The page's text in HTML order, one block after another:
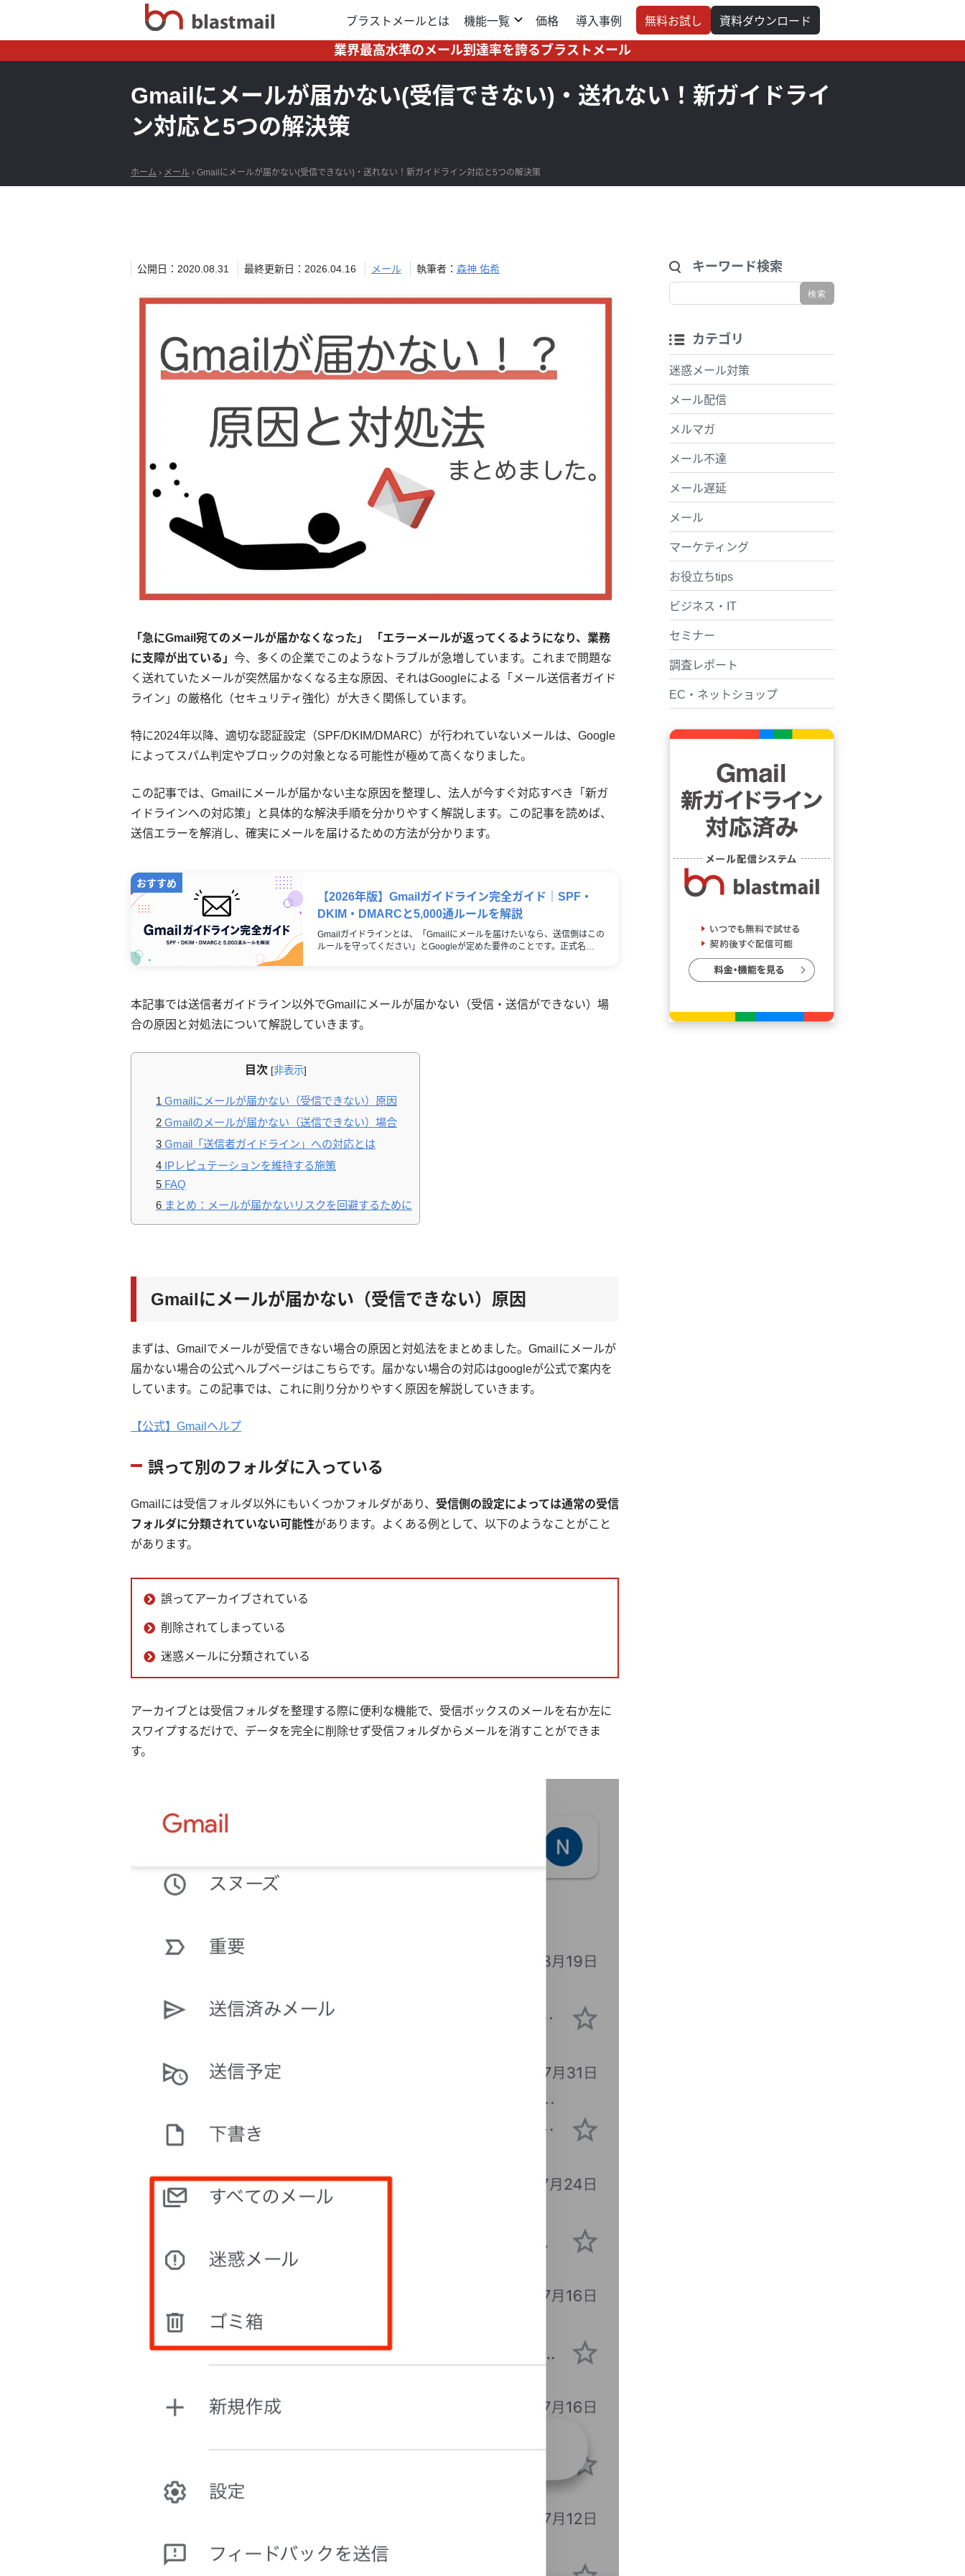
ブラストメールとは 機能一覧 価格 導入事例 無料お試し 資料ダウンロード
業界最高水準のメール到達率を誇るブラストメール
Gmailにメールが届かない(受信できない)・送れない！新ガイドライ
ン対応と5つの解決策
ホーム › メール › Gmailにメールが届かない(受信できない)・送れない！新ガイドライン対応と5つの解決策
公開日：2020.08.31 最終更新日：2026.04.16 メール 執筆者： 森神 佑希
「急にGmail宛てのメールが届かなくなった」 「エラーメールが返ってくるようになり、業務
に支障が出ている」 今、多くの企業でこのようなトラブルが急増しています。これまで問題な
く送れていたメールが突然届かなくなる主な原因、それはGoogleによる「メール送信者ガイド
ライン」の厳格化（セキュリティ強化）が大きく関係しています。
特に2024年以降、適切な認証設定（SPF/DKIM/DMARC）が行われていないメールは、Google
によってスパム判定やブロックの対象となる可能性が極めて高くなりました。
この記事では、Gmailにメールが届かない主な原因を整理し、法人が今すぐ対応すべき「新ガ
イドラインへの対応策」と具体的な解決手順を分かりやすく解説します。この記事を読めば、
送信エラーを解消し、確実にメールを届けるための方法が分かります。
【2026年版】Gmailガイドライン完全ガイド｜SPF・
DKIM・DMARCと5,000通ルールを解説
Gmailガイドラインとは、「Gmailにメールを届けたいなら、送信側はこの
ルールを守ってください」とGoogleが定めた要件のことです。正式名…
本記事では送信者ガイドライン以外でGmailにメールが届かない（受信・送信ができない）場
合の原因と対処法について解説していきます。
目次 [非表示]
1 Gmailにメールが届かない（受信できない）原因
2 Gmailのメールが届かない（送信できない）場合
3 Gmail「送信者ガイドライン」への対応とは
4 IPレピュテーションを維持する施策
5 FAQ
6 まとめ：メールが届かないリスクを回避するために
Gmailにメールが届かない（受信できない）原因
まずは、Gmailでメールが受信できない場合の原因と対処法をまとめました。Gmailにメールが
届かない場合の公式ヘルプページはこちらです。届かない場合の対応はgoogleが公式で案内を
しています。この記事では、これに則り分かりやすく原因を解説していきます。
【公式】Gmailヘルプ
誤って別のフォルダに入っている
Gmailには受信フォルダ以外にもいくつかフォルダがあり、 受信側の設定によっては通常の受信
フォルダに分類されていない可能性があります。よくある例として、以下のようなことがこと
があります。
誤ってアーカイブされている
削除されてしまっている
迷惑メールに分類されている
アーカイブとは受信フォルダを整理する際に便利な機能で、受信ボックスのメールを右か左に
スワイプするだけで、データを完全に削除せず受信フォルダからメールを消すことができま
す。
キーワード検索
カテゴリ
迷惑メール対策
メール配信
メルマガ
メール不達
メール遅延
メール
マーケティング
お役立ちtips
ビジネス・IT
セミナー
調査レポート
EC・ネットショップ